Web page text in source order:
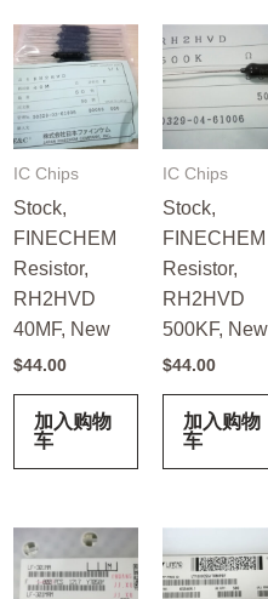
IC Chips
Stock,
FINECHEM
Resistor,
RH2HVD
40MF, New
$44.00
加入购物
车
IC Chips
Stock,
FINECHEM
Resistor,
RH2HVD
500KF, New
$44.00
加入购物
车